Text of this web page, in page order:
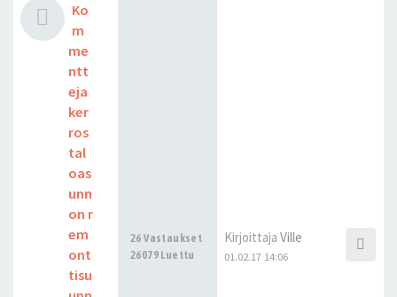
Ko
m
me
ntt
eja
ker
ros
tal
oas
unn
on r
em
ont
tisu
26 Vastaukset
26079 Luettu
Kirjoittaja Ville
01.02.17 14:06